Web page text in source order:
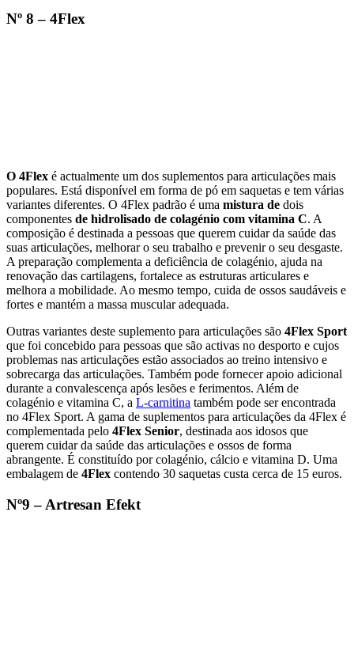
Nº 8 – 4Flex
O 4Flex é actualmente um dos suplementos para articulações mais
populares. Está disponível em forma de pó em saquetas e tem várias
variantes diferentes. O 4Flex padrão é uma mistura de dois
componentes de hidrolisado de colagénio com vitamina C. A
composição é destinada a pessoas que querem cuidar da saúde das
suas articulações, melhorar o seu trabalho e prevenir o seu desgaste.
A preparação complementa a deficiência de colagénio, ajuda na
renovação das cartilagens, fortalece as estruturas articulares e
melhora a mobilidade. Ao mesmo tempo, cuida de ossos saudáveis e
fortes e mantém a massa muscular adequada.
Outras variantes deste suplemento para articulações são 4Flex Sport
que foi concebido para pessoas que são activas no desporto e cujos
problemas nas articulações estão associados ao treino intensivo e
sobrecarga das articulações. Também pode fornecer apoio adicional
durante a convalescença após lesões e ferimentos. Além de
colagénio e vitamina C, a L-carnitina também pode ser encontrada
no 4Flex Sport. A gama de suplementos para articulações da 4Flex é
complementada pelo 4Flex Senior, destinada aos idosos que
querem cuidar da saúde das articulações e ossos de forma
abrangente. É constituído por colagénio, cálcio e vitamina D. Uma
embalagem de 4Flex contendo 30 saquetas custa cerca de 15 euros.
Nº9 – Artresan Efekt